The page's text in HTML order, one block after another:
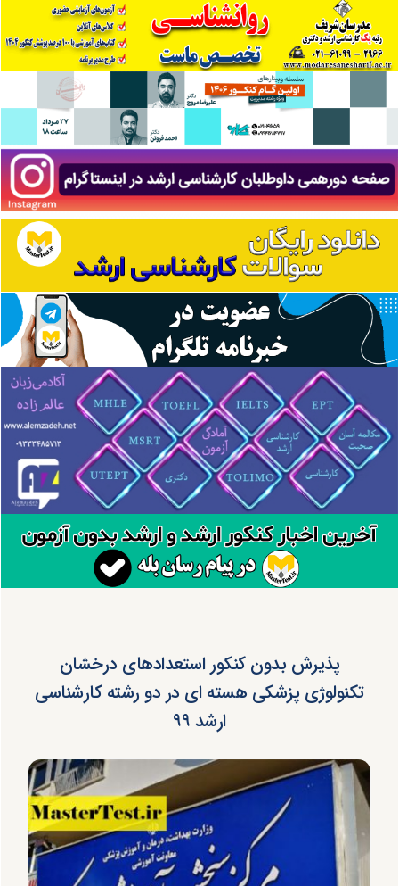
پذیرش بدون کنکور استعدادهای درخشان
تکنولوژی پزشکی هسته ای در دو رشته کارشناسی
ارشد ۹۹